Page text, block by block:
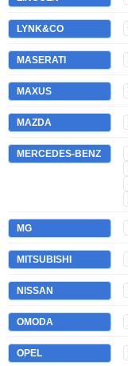
LYNK&CO
MASERATI
MAXUS
MAZDA
MERCEDES-BENZ
MG
MITSUBISHI
NISSAN
OMODA
OPEL